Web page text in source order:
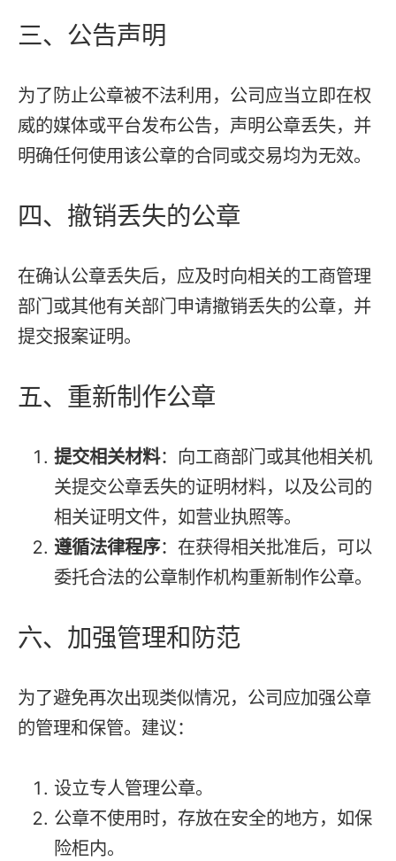
三、公告声明
为了防止公章被不法利用，公司应当立即在权
威的媒体或平台发布公告，声明公章丢失，并
明确任何使用该公章的合同或交易均为无效。
四、撤销丢失的公章
在确认公章丢失后，应及时向相关的工商管理
部门或其他有关部门申请撤销丢失的公章，并
提交报案证明。
五、重新制作公章
提交相关材料：向工商部门或其他相关机
关提交公章丢失的证明材料，以及公司的
相关证明文件，如营业执照等。
遵循法律程序：在获得相关批准后，可以
委托合法的公章制作机构重新制作公章。
六、加强管理和防范
为了避免再次出现类似情况，公司应加强公章
的管理和保管。建议：
设立专人管理公章。
公章不使用时，存放在安全的地方，如保
险柜内。